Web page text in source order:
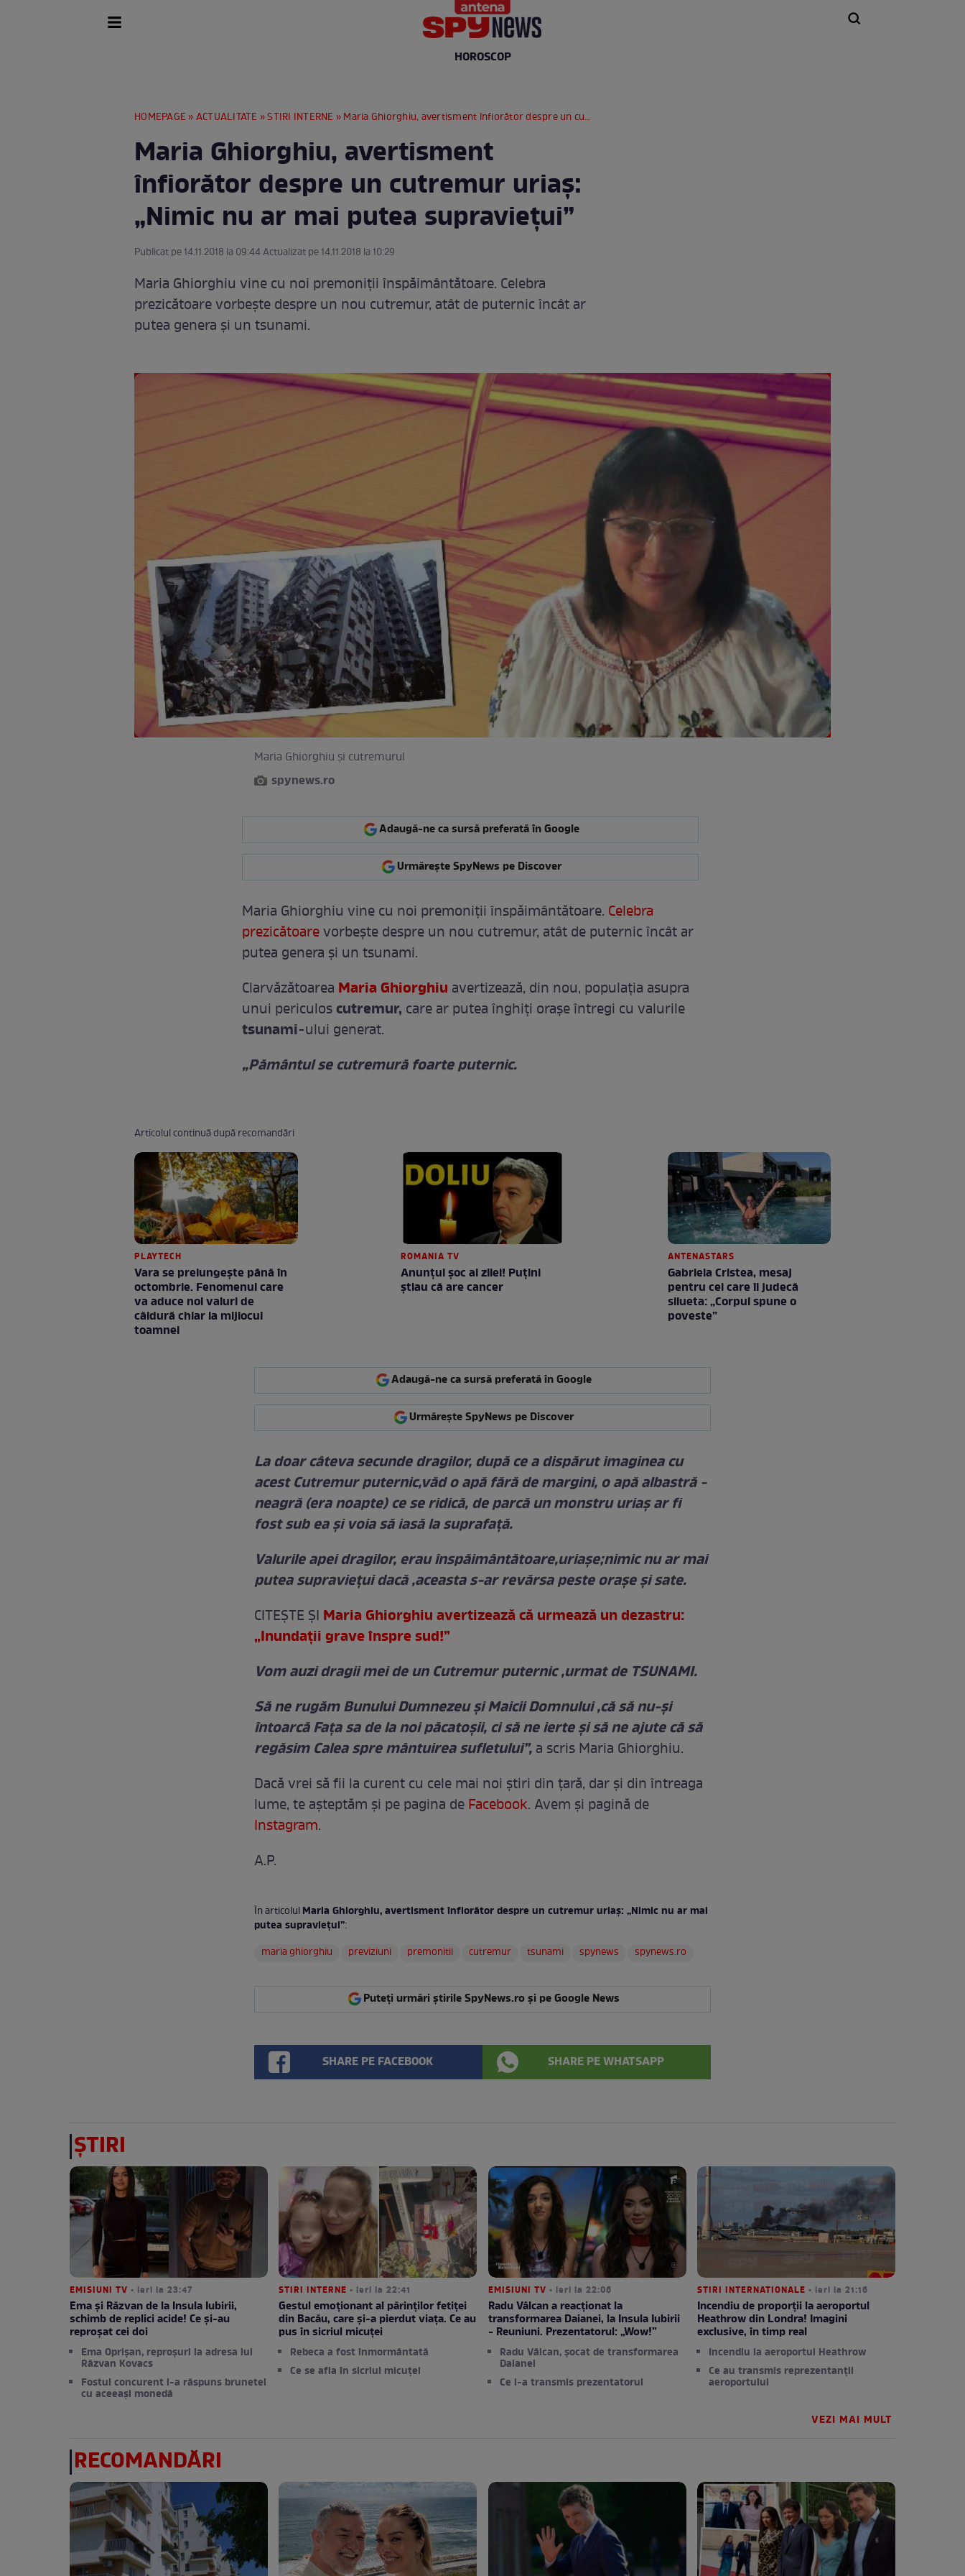
HOROSCOP
HOMEPAGE »ACTUALITATE »STIRI INTERNE » Maria Ghiorghiu, avertisment înfiorător despre un cutremur uriaș: „Nimic nu ar mai putea supraviețui”
Maria Ghiorghiu, avertisment
înfiorător despre un cutremur uriaș:
„Nimic nu ar mai putea supraviețui”
Publicat pe 14.11.2018 la 09:44 Actualizat pe 14.11.2018 la 10:29
Maria Ghiorghiu vine cu noi premoniții înspăimântătoare. Celebra
prezicătoare vorbește despre un nou cutremur, atât de puternic încât ar
putea genera și un tsunami.
Maria Ghiorghiu și cutremurul
spynews.ro
Adaugă-ne ca sursă preferată în Google
Urmărește SpyNews pe Discover
Maria Ghiorghiu vine cu noi premoniții înspăimântătoare. Celebra
prezicătoarevorbește despre un nou cutremur, atât de puternic încât ar
putea genera și un tsunami.
Clarvăzătoarea Maria Ghiorghiu avertizează, din nou, populația asupra
unui periculoscutremur, care ar putea înghiți orașe întregi cu valurile
tsunami-ului generat.
„Pământul se cutremură foarte puternic.
Articolul continuă după recomandări
PLAYTECH
Vara se prelungeşte până în
octombrie. Fenomenul care
va aduce noi valuri de
căldură chiar la mijlocul
toamnei
ROMANIA TV
Anunţul şoc al zilei! Puţini
ştiau că are cancer
ANTENASTARS
Gabriela Cristea, mesaj
pentru cei care îi judecă
silueta: „Corpul spune o
poveste”
Adaugă-ne ca sursă preferată în Google
Urmărește SpyNews pe Discover
La doar câteva secunde dragilor, după ce a dispărut imaginea cu
acest Cutremur puternic,văd o apă fără de margini, o apă albastră -
neagră (era noapte) ce se ridică, de parcă un monstru uriaș ar fi
fost sub ea și voia să iasă la suprafață.
Valurile apei dragilor, erau înspăimântătoare,uriașe;nimic nu ar mai
putea supraviețui dacă ,aceasta s-ar revărsa peste orașe și sate.
CITEȘTE ȘI Maria Ghiorghiu avertizează că urmează un dezastru:
„Inundații grave înspre sud!”
Vom auzi dragii mei de un Cutremur puternic ,urmat de TSUNAMI.
Să ne rugăm Bunului Dumnezeu și Maicii Domnului ,că să nu-și
întoarcă Faţa sa de la noi păcatoșii, ci să ne ierte și să ne ajute că să
regăsim Calea spre mântuirea sufletului”,a scris Maria Ghiorghiu.
Dacă vrei să fii la curent cu cele mai noi ştiri din ţară, dar şi din întreaga
lume, te așteptăm și pe pagina deFacebook. Avem şi pagină de
Instagram.
A.P.
În articolulMaria Ghiorghiu, avertisment înfiorător despre un cutremur uriaș: „Nimic nu ar mai
putea supraviețui”:
maria ghiorghiu
previziuni premonitii cutremur tsunami spynews spynews.ro
Puteți urmări știrile SpyNews.ro și pe Google News
SHARE PE FACEBOOK SHARE PE WHATSAPP
ȘTIRI
EMISIUNI TV • ieri la 23:47
Ema și Răzvan de la Insula Iubirii,
schimb de replici acide! Ce și-au
reproșat cei doi
Ema Oprișan, reproșuri la adresa lui
Răzvan Kovacs
Fostul concurent i-a răspuns brunetei
cu aceeași monedă
STIRI INTERNE • ieri la 22:41
Gestul emoționant al părinților fetiței
din Bacău, care și-a pierdut viața. Ce au
pus în sicriul micuței
Rebeca a fost înmormântată
Ce se afla în sicriul micuței
EMISIUNI TV • ieri la 22:06
Radu Vâlcan a reacționat la
transformarea Daianei, la Insula Iubirii
- Reuniuni. Prezentatorul: „Wow!”
Radu Vâlcan, șocat de transformarea
Daianei
Ce i-a transmis prezentatorul
STIRI INTERNATIONALE • ieri la 21:16
Incendiu de proporții la aeroportul
Heathrow din Londra! Imagini
exclusive, în timp real
Incendiu la aeroportul Heathrow
Ce au transmis reprezentanții
aeroportului
VEZI MAI MULT
RECOMANDĂRI